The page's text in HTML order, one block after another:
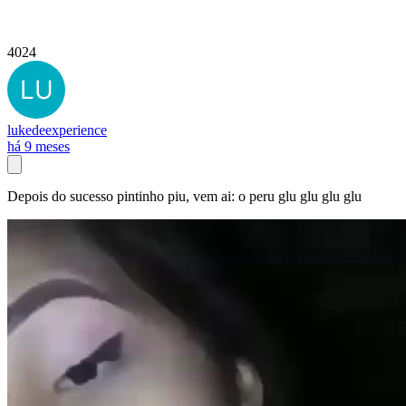
4024
lukedeexperience
há 9 meses
Depois do sucesso pintinho piu, vem ai: o peru glu glu glu glu